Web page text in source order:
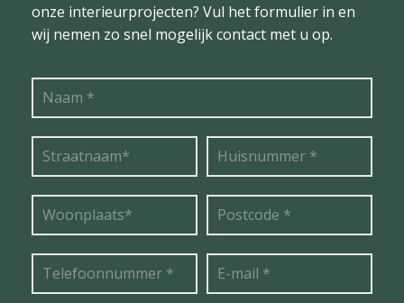
onze interieurprojecten? Vul het formulier in en
wij nemen zo snel mogelijk contact met u op.